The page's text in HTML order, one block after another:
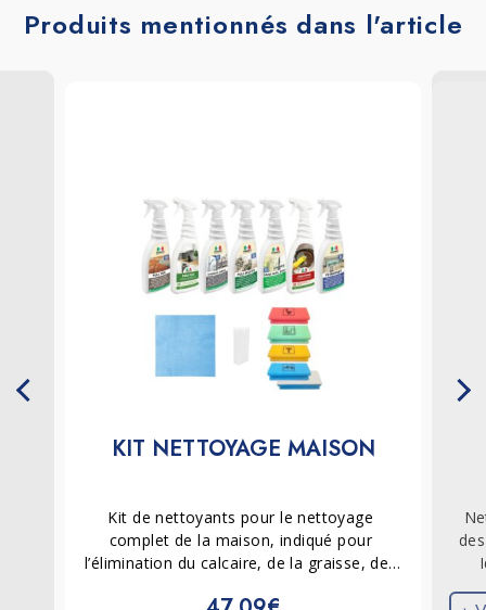
Produits mentionnés dans l'article
KIT NETTOYAGE MAISON
Kit de nettoyants pour le nettoyage
complet de la maison, indiqué pour
l’élimination du calcaire, de la graisse, des